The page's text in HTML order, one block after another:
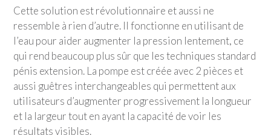
Cette solution est révolutionnaire et aussi ne
ressemble à rien d’autre. Il fonctionne en utilisant de
l’eau pour aider augmenter la pression lentement, ce
qui rend beaucoup plus sûr que les techniques standard
pénis extension. La pompe est créée avec 2 pièces et
aussi guêtres interchangeables qui permettent aux
utilisateurs d’augmenter progressivement la longueur
et la largeur tout en ayant la capacité de voir les
résultats visibles.